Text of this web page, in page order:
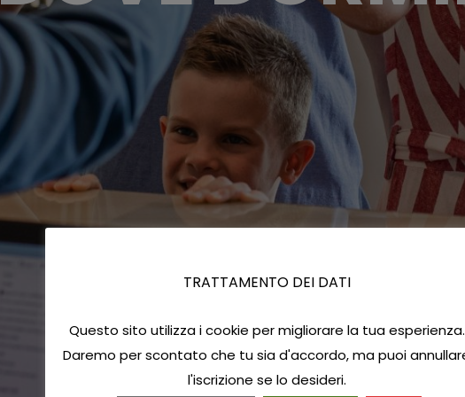
TRATTAMENTO DEI DATI
Questo sito utilizza i cookie per migliorare la tua esperienza.
Daremo per scontato che tu sia d'accordo, ma puoi
l'iscrizione se lo desideri.